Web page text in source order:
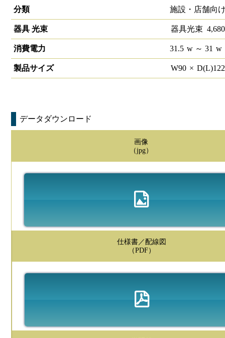
分類
施設・店舗向
器具 光束 器具光束 4,680
消費電力 31.5 w～ 31 w
製品サイズ W90 × D(L)
データダウンロード
画像
（jpg）
仕様書／配線図
（PDF）